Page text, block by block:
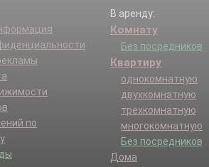
по
В аренду:
Комнату
Без посредников
Квартиру
однокомнатную
двухкомнатную
трехкомнатную
многокомнатную
Без посредников
Дома